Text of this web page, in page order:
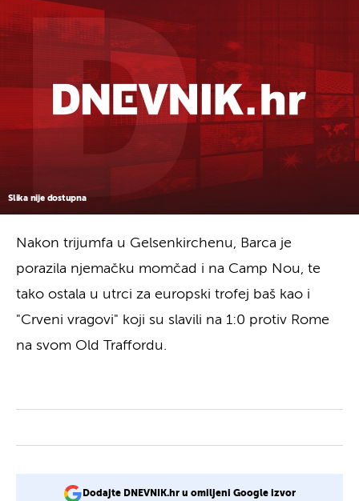
Slika nije dostupna
Nakon trijumfa u Gelsenkirchenu, Barca je
porazila njemačku momčad i na Camp Nou, te
tako ostala u utrci za europski trofej baš kao i
"Crveni vragovi" koji su slavili na 1:0 protiv Rome
na svom Old Traffordu.
Dodajte DNEVNIK.hr u omiljeni Google izvor